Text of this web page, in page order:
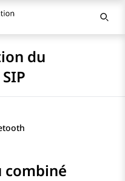
du
combiné